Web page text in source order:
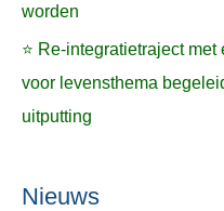
worden
⭐ Re-integratietraject
voor levensthema
uitputting
Nieuws